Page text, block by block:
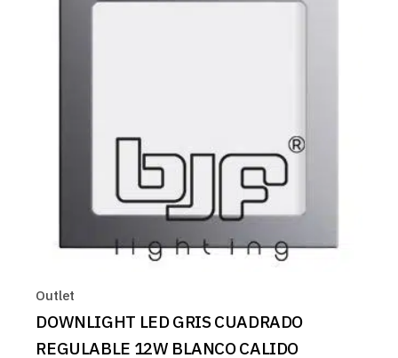
Outlet
DOWNLIGHT LED GRIS CUADRADO
REGULABLE 12W BLANCO CALIDO